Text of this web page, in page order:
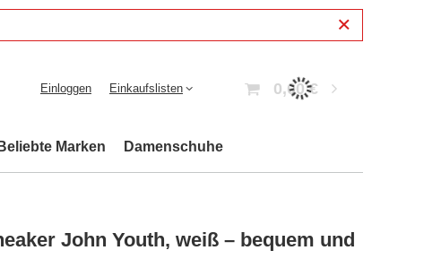
Einloggen Einkaufslisten 0,00 €
Beliebte Marken Damenschuhe
John Youth, weiß – bequem und